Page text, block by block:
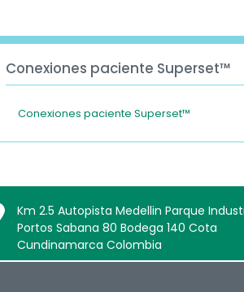
Conexiones paciente Superset™
Conexiones paciente Superset™
Km 2.5 Autopista Medellin Parque
Portos Sabana 80 Bodega 140 Cota
Cundinamarca Colombia